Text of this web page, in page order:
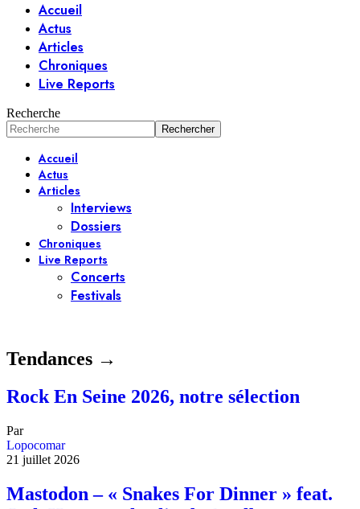
Accueil
Actus
Articles
Chroniques
Live Reports
Recherche
Accueil
Actus
Articles
Interviews
Dossiers
Chroniques
Live Reports
Concerts
Festivals
Tendances →
Rock En Seine 2026, notre sélection
Par
Lopocomar
21 juillet 2026
Mastodon – « Snakes For Dinner » feat.